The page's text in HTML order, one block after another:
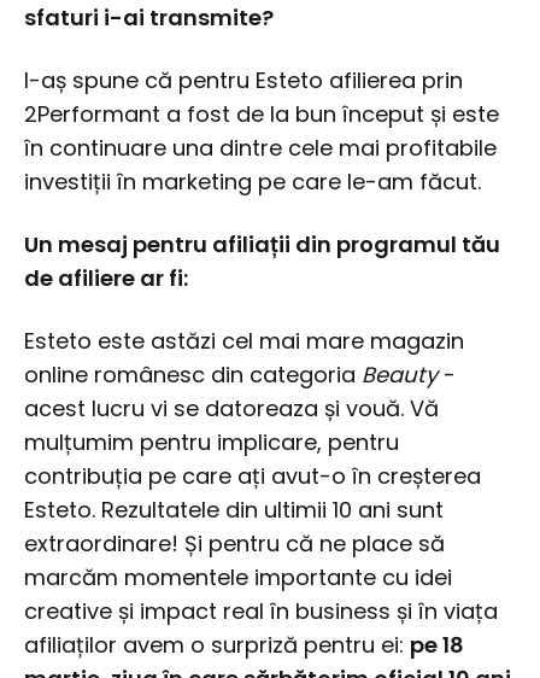
sfaturi i-ai transmite?
I-aș spune că pentru Esteto afilierea prin
2Performant a fost de la bun început și este
în continuare una dintre cele mai profitabile
investiții în marketing pe care le-am făcut.
Un mesaj pentru afiliații din programul tău
de afiliere ar fi:
Esteto este astăzi cel mai mare magazin
online românesc din categoria Beauty-
acest lucru vi se datoreaza și vouă. Vă
mulțumim pentru implicare, pentru
contribuția pe care ați avut-o în creșterea
Esteto. Rezultatele din ultimii 10 ani sunt
extraordinare! Și pentru că ne place să
marcăm momentele importante cu idei
creative și impact real în business și în viața
afiliaților avem o surpriză pentru ei: pe 18